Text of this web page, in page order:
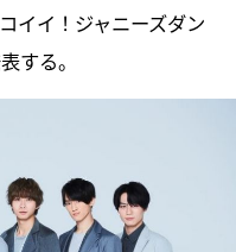
イイ！ジャニーズダン
する。